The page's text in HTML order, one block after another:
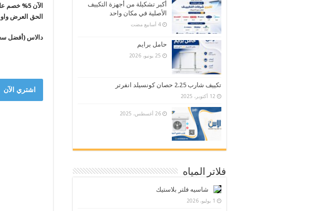
الآن 5% خصم على اسطوانات لحام الأكسجين والنيتروجين
الحق العرض
دالاس (أفضل
اشتري الآن
أكبر تشكيلة من أجهزة التكييف
الأصلية في مكان واحد
حامل برايم
25 يونيو، 2026
تكييف شارب 2.25 حصان كونسيلد انفرتر
12 أكتوبر، 2025
26 أغسطس، 2025
فلاتر المياه
شاسيه فلتر بلاستيك
1 يوليو، 2026